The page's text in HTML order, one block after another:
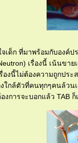
เด็ก ที่มาพร้อมกับองค์
เรื่องนี้ เน้นขา
งนี้ไม่ต้องความถูกปร
ใกล้ตัวที่คนทุกๆคนล้ว
การจะบอกแล้ว TAB